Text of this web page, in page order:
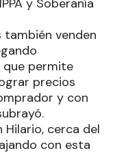
venden
que permite
precios
y con
Hilario, cerca del
con esta